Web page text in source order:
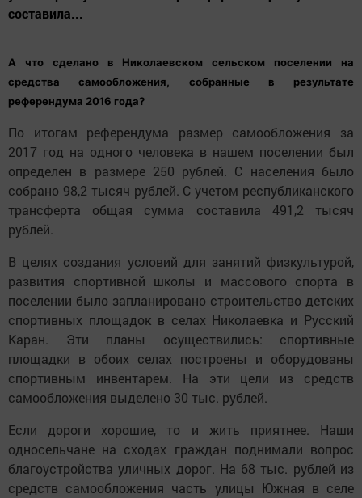
составила...
А что сделано в Николаевском сельском поселении на
средства самообложения, собранные в результате
референдума 2016 года?
По итогам референдума размер самообложения за
2017 год на одного человека в нашем поселении был
определен в размере 250 рублей. С населения было
собрано 98,2 тысяч рублей. С учетом республиканского
трансферта общая сумма составила 491,2 тысяч
рублей.
В целях создания условий для занятий физкультурой,
развития спортивной школы и массового спорта в
поселении было запланировано строительство детских
спортивных площадок в селах Николаевка и Русский
Каран. Эти планы осуществились: спортивные
площадки в обоих селах построены и оборудованы
спортивным инвентарем. На эти цели из средств
самообложения выделено 30 тыс. рублей.
Если дороги хорошие, то и жить приятнее. Наши
односельчане на сходах граждан поднимали вопрос
благоустройства уличных дорог. На 68 тыс. рублей из
средств самообложения часть улицы Южная в селе